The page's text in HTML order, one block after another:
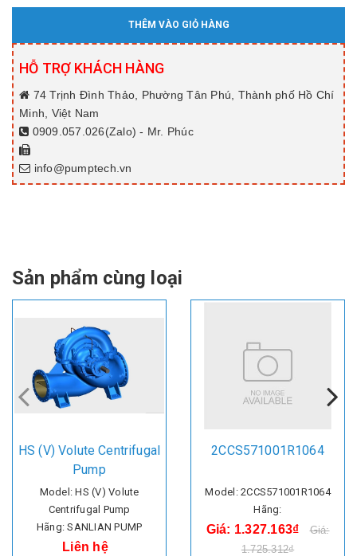
THÊM VÀO GIỎ HÀNG
HỖ TRỢ KHÁCH HÀNG
74 Trịnh Đình Thảo, Phường Tân Phú, Thành phố Hồ Chí
Minh, Việt Nam
0909.057.026(Zalo) - Mr. Phúc
info@pumptech.vn
Sản phẩm cùng loại
HS (V) Volute Centrifugal
Pump
Model: HS (V) Volute
Centrifugal Pump
Hãng: SANLIAN PUMP
Liên hệ
2CCS571001R1064
Model: 2CCS571001R1064
Hãng:
Giá: 1.327.163₫
Giá:
1.725.312₫